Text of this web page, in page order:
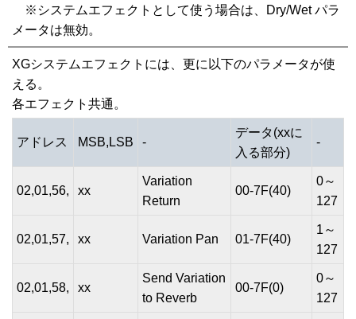
※システムエフェクトとして使う場合は、Dry/Wet パラ
メータは無効。
XGシステムエフェクトには、更に以下のパラメータが使
える。
各エフェクト共通。
アドレス MSB,LSB -
データ(xxに
入る部分)
-
02,01,56, xx
Variation
Return
00-7F(40)
0～
127
02,01,57, xx Variation Pan 01-7F(40)
1～
127
02,01,58, xx
Send Variation
to Reverb
00-7F(0)
0～
127